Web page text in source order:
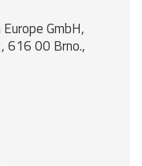
GmbH,
616 00 Brno.,